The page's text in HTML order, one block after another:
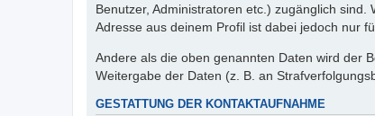
Benutzer, Administratoren etc.) zugänglich
Adresse aus deinem Profil ist dabei jedoch nur
Andere als die oben genannten Daten wird der
Weitergabe der Daten (z. B. an
GESTATTUNG DER KONTAKTAUFNAHME